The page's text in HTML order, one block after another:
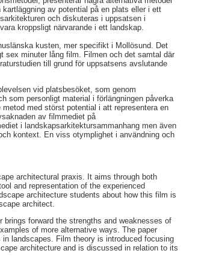
av potential på en plats eller i ett
och diskuteras i uppsatsen i
kroppsligt närvarande i ett landskap.
kusten, mer specifikt i Mollösund. Det
sex minuter lång film. Filmen och det samtal där
till grund för uppsatsens avslutande
vid platsbesöket, som genom
som personligt material i förlängningen påverka
med störst potential i att representera en
av filmmediet på
i landskapsarkitektursammanhang men även
kontext. En viss otymplighet i användning och
architectural praxis. It aims through both
and representation of the experienced
architecture students about how this film is
architect.
forward the strengths and weaknesses of
of more alternative ways. The paper
landscapes. Film theory is introduced focusing
architecture and is discussed in relation to its